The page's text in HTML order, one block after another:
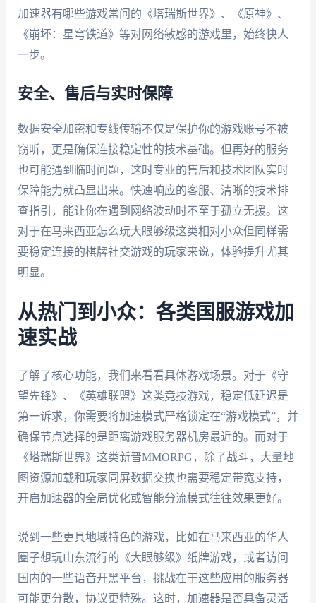
加速器有哪些游戏常问的《塔瑞斯世界》、《原神》、
《崩坏：星穹铁道》等对网络敏感的游戏里，始终快人
一步。
安全、售后与实时保障
数据安全加密和专线传输不仅是保护你的游戏账号不被
窃听，更是确保连接稳定性的技术基础。但再好的服务
也可能遇到临时问题，这时专业的售后和技术团队实时
保障能力就凸显出来。快速响应的客服、清晰的技术排
查指引，能让你在遇到网络波动时不至于孤立无援。这
对于在马来西亚怎么玩大眼够级这类相对小众但同样需
要稳定连接的棋牌社交游戏的玩家来说，体验提升尤其
明显。
从热门到小众：各类国服游戏加
速实战
了解了核心功能，我们来看看具体游戏场景。对于《守
望先锋》、《英雄联盟》这类竞技游戏，稳定低延迟是
第一诉求，你需要将加速模式严格锁定在“游戏模式”，并
确保节点选择的是距离游戏服务器机房最近的。而对于
《塔瑞斯世界》这类新晋MMORPG，除了战斗，大量地
图资源加载和玩家同屏数据交换也需要稳定带宽支持，
开启加速器的全局优化或智能分流模式往往效果更好。
说到一些更具地域特色的游戏，比如在马来西亚的华人
圈子想玩山东流行的《大眼够级》纸牌游戏，或者访问
国内的一些语音开黑平台，挑战在于这些应用的服务器
可能更分散，协议更特殊。这时，加速器是否具备灵活